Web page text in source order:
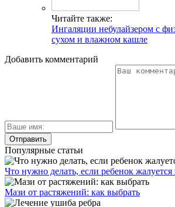
Читайте также:
Ингаляции небулайзером с
сухом и влажном кашле
Добавить комментарий
Популярные статьи
Что нужно делать, если ребенок жалуется
Мази от растяжений: как выбрать